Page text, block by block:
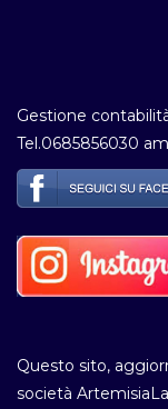
Gestione
Tel.0685856030
Questo sito,
società